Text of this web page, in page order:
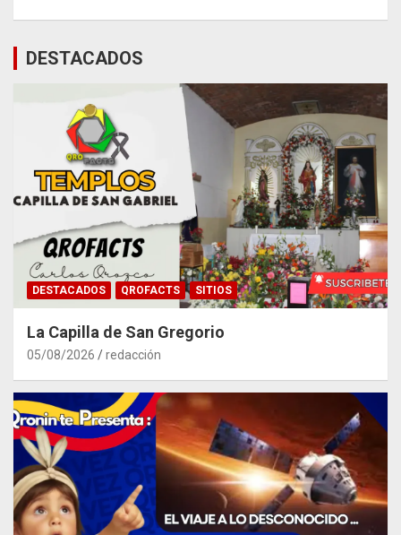
DESTACADOS
DESTACADOS QROFACTS SITIOS
La Capilla de San Gregorio
05/08/2026 redacción